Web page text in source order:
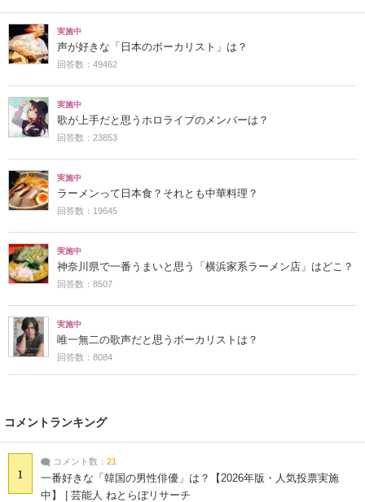
実施中
声が好きな「日本のボーカリスト」は？
回答数：49462
実施中
歌が上手だと思うホロライブのメンバーは？
回答数：23853
実施中
ラーメンって日本食？それとも中華料理？
回答数：19645
実施中
神奈川県で一番うまいと思う「横浜家系ラーメン店」はどこ？
回答数：8507
実施中
唯一無二の歌声だと思うボーカリストは？
回答数：8084
コメントランキング
1
コメント数： 21
一番好きな「韓国の男性俳優」は？【2026年版・人気投票実施
中】 | 芸能人 ねとらぼリサーチ